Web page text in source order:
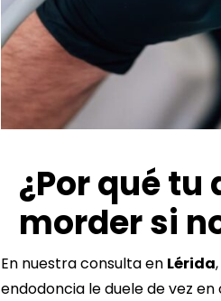
¿Por qué
morder si
En nuestra consulta en Lérida
endodoncia le duele de vez